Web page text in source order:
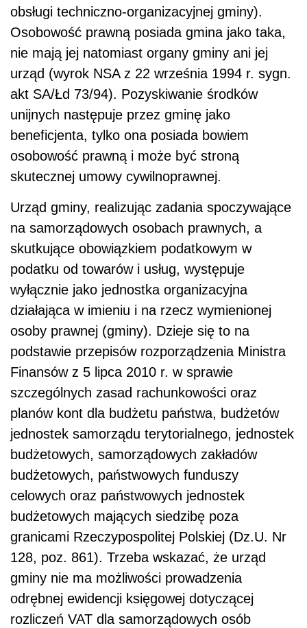
obsługi techniczno-organizacyjnej gminy).
Osobowość prawną posiada gmina jako taka,
nie mają jej natomiast organy gminy ani jej
urząd (wyrok NSA z 22 września 1994 r. sygn.
akt SA/Łd 73/94). Pozyskiwanie środków
unijnych następuje przez gminę jako
beneficjenta, tylko ona posiada bowiem
osobowość prawną i może być stroną
skutecznej umowy cywilnoprawnej.
Urząd gminy, realizując zadania spoczywające
na samorządowych osobach prawnych, a
skutkujące obowiązkiem podatkowym w
podatku od towarów i usług, występuje
wyłącznie jako jednostka organizacyjna
działająca w imieniu i na rzecz wymienionej
osoby prawnej (gminy). Dzieje się to na
podstawie przepisów rozporządzenia Ministra
Finansów z 5 lipca 2010 r. w sprawie
szczególnych zasad rachunkowości oraz
planów kont dla budżetu państwa, budżetów
jednostek samorządu terytorialnego, jednostek
budżetowych, samorządowych zakładów
budżetowych, państwowych funduszy
celowych oraz państwowych jednostek
budżetowych mających siedzibę poza
granicami Rzeczypospolitej Polskiej (Dz.U. Nr
128, poz. 861). Trzeba wskazać, że urząd
gminy nie ma możliwości prowadzenia
odrębnej ewidencji księgowej dotyczącej
rozliczeń VAT dla samorządowych osób